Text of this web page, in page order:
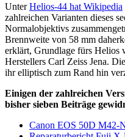
UnterHelios-44 hat Wikipedia
zahlreichen Varianten dieses
Normalobjektivs
Brennweite von 58 mm
erklärt, Grundlage fürs Helios
Herstellers Carl Zeiss Jena.
ihr elliptisch zum Rand hin
Einigen der zahlreichen
bisher sieben Beiträge
Canon EOS 50D M42-